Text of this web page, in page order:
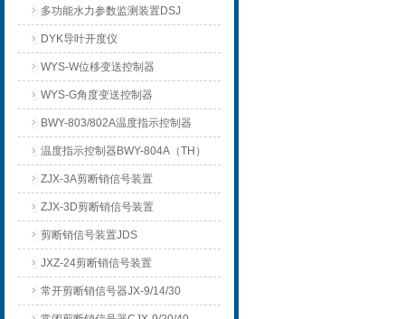
多功能水力参数监测装置DSJ
DYK导叶开度仪
WYS-W位移变送控制器
WYS-G角度变送控制器
BWY-803/802A温度指示控制器
温度指示控制器BWY-804A（TH）
ZJX-3A剪断销信号装置
ZJX-3D剪断销信号装置
剪断销信号装置JDS
JXZ-24剪断销信号装置
常开剪断销信号器JX-9/14/30